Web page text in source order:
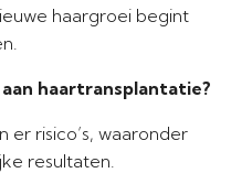
haargroei begint
haartransplantatie?
er risico’s, waaronder
resultaten.